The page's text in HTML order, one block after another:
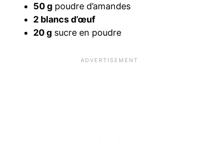
50 g poudre d’amandes
2 blancs d’œuf
20 g sucre en poudre